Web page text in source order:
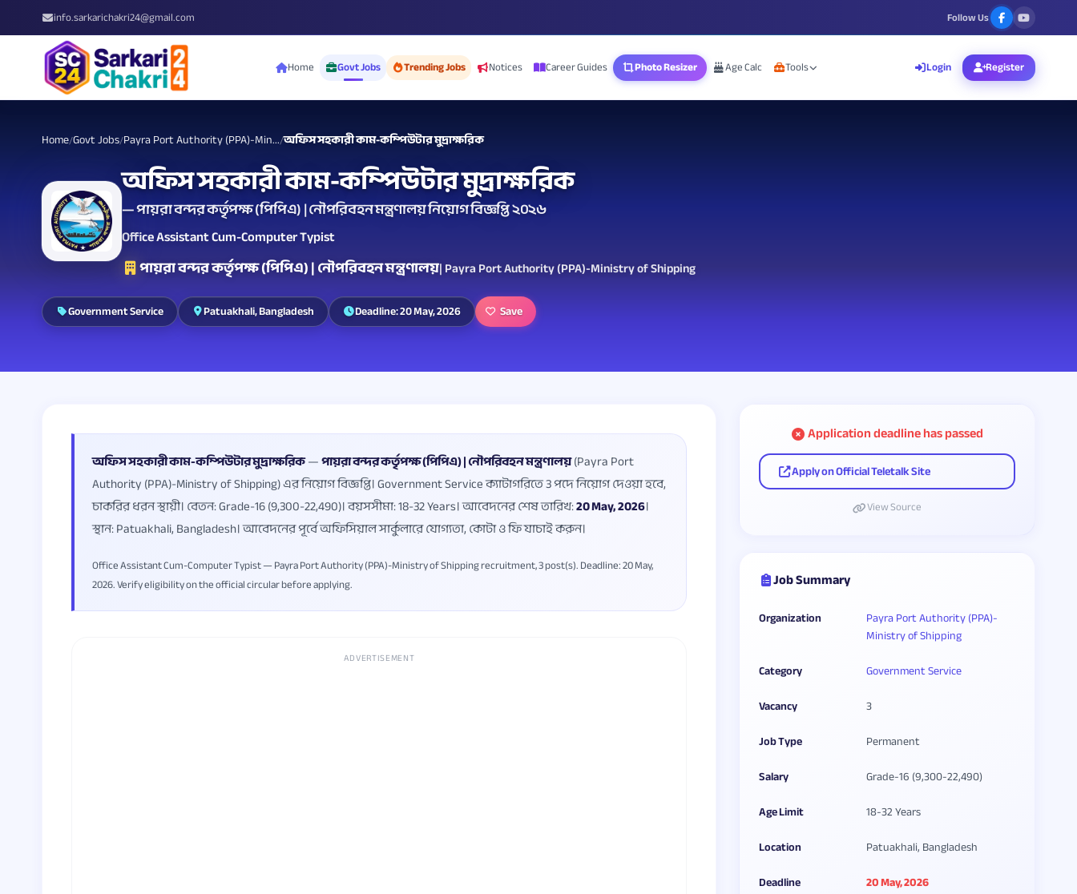
info.sarkarichakri24@gmail.com Follow Us
Home Govt Jobs Trending Jobs Notices Career Guides Photo Resizer Age Calc Tools Login Register
Home/Govt Jobs/Payra Port Authority (PPA)-Min.../অফিস সহকারী কাম-কম্পিউটার মুদ্রাক্ষরিক
অফিস সহকারী কাম-কম্পিউটার মুদ্রাক্ষরিক
— পায়রা বন্দর কর্তৃপক্ষ (পিপিএ) | নৌপরিবহন মন্ত্রণালয় নিয়োগ বিজ্ঞপ্তি ২০২৬
Office Assistant Cum-Computer Typist
পায়রা বন্দর কর্তৃপক্ষ (পিপিএ) | নৌপরিবহন মন্ত্রণালয়| Payra Port Authority (PPA)-Ministry of Shipping
Government Service Patuakhali, Bangladesh Deadline: 20 May, 2026 Save
অফিস সহকারী কাম-কম্পিউটার মুদ্রাক্ষরিক—পায়রা বন্দর কর্তৃপক্ষ (পিপিএ) | নৌপরিবহন মন্ত্রণালয়(Payra Port
Authority (PPA)-Ministry of Shipping) এর নিয়োগ বিজ্ঞপ্তি। Government Service ক্যাটাগরিতে 3 পদে নিয়োগ দেওয়া হবে,
চাকরির ধরন স্থায়ী। বেতন: Grade-16 (9,300-22,490)। বয়সসীমা: 18-32 Years। আবেদনের শেষ তারিখ:20 May, 2026।
স্থান: Patuakhali, Bangladesh। আবেদনের পূর্বে অফিসিয়াল সার্কুলারে যোগ্যতা, কোটা ও ফি যাচাই করুন।
Office Assistant Cum-Computer Typist — Payra Port Authority (PPA)-Ministry of Shipping recruitment, 3 post(s). Deadline: 20 May,
2026. Verify eligibility on the official circular before applying.
ADVERTISEMENT
Application deadline has passed
Apply on Official Teletalk Site
View Source
Job Summary
Organization
Payra Port Authority (PPA)-
Ministry of Shipping
Category
Government Service
Vacancy
3
Job Type
Permanent
Salary
Grade-16 (9,300-22,490)
Age Limit
18-32 Years
Location
Patuakhali, Bangladesh
Deadline
20 May, 2026